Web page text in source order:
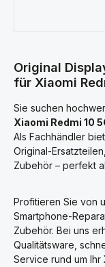
Original
für Xiaomi
Sie suchen
Xiaomi Redmi 10
Als Fachhändler
Original-
Zubehör – perfekt
Profitieren Sie von
Smartphone-
Zubehör. Bei uns
Qualitätsware,
Service rund um Ihr